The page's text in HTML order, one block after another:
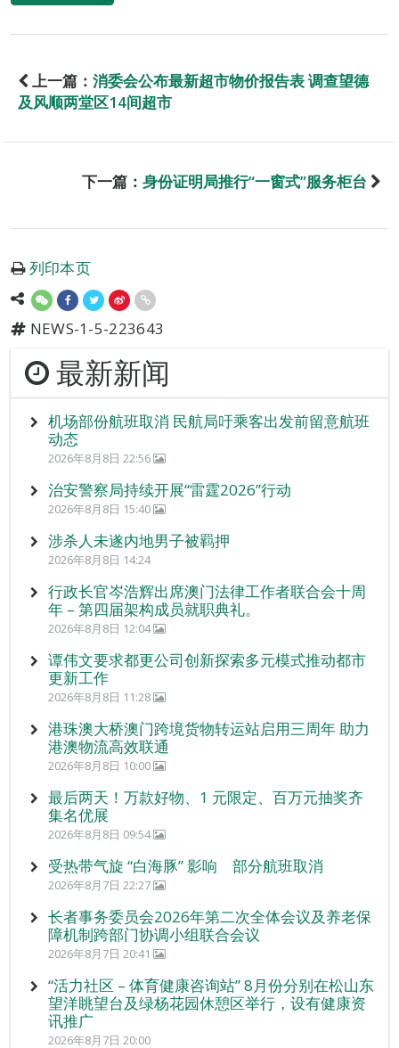
上一篇： 消委会公布最新超市物价报告表 调查望德
及风顺两堂区14间超市
下一篇： 身份证明局推行“一窗式”服务柜台
列印本页
NEWS-1-5-223643
最新新闻
机场部份航班取消 民航局吁乘客出发前留意航班
动态
2026年8月8日 22:56
治安警察局持续开展“雷霆2026”行动
2026年8月8日 15:40
涉杀人未遂内地男子被羁押
2026年8月8日 14:24
行政长官岑浩辉出席澳门法律工作者联合会十周
年 – 第四届架构成员就职典礼。
2026年8月8日 12:04
谭伟文要求都更公司创新探索多元模式推动都市
更新工作
2026年8月8日 11:28
港珠澳大桥澳门跨境货物转运站启用三周年 助力
港澳物流高效联通
2026年8月8日 10:00
最后两天！万款好物、1 元限定、百万元抽奖齐
集名优展
2026年8月8日 09:54
受热带气旋 “白海豚” 影响 部分航班取消
2026年8月7日 22:27
长者事务委员会2026年第二次全体会议及养老保
障机制跨部门协调小组联合会议
2026年8月7日 20:41
“活力社区 – 体育健康咨询站” 8月份分别在松山东
望洋眺望台及绿杨花园休憩区举行，设有健康资
讯推广
2026年8月7日 20:00